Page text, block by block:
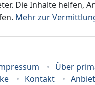
Die Inhalte helfen,
Mehr zur
Über
Kontakt